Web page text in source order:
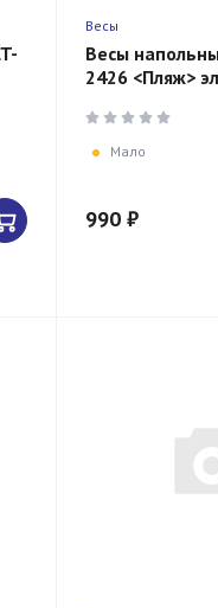
Весы
Весы
2426 <Пляж>
размер 26х26см
Мало
990 ₽